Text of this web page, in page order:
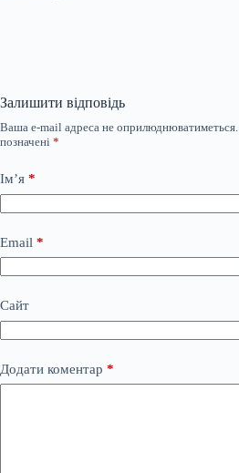
Залишити відповідь
Ваша e-mail адреса не оприлюднюватиметься.
позначені *
Ім’я *
Email *
Сайт
Додати коментар *